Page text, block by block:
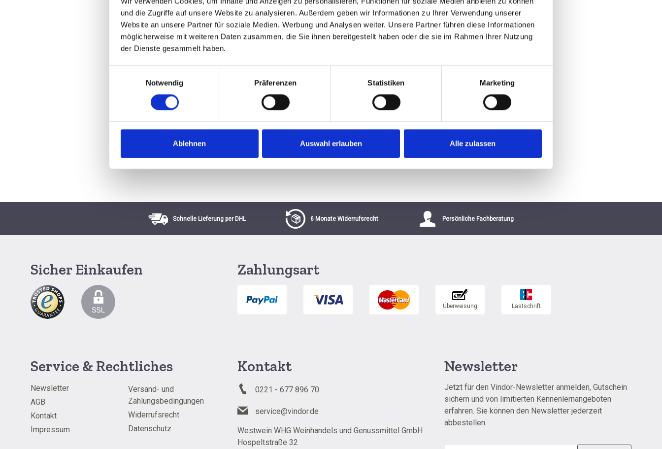
und die Zugriffe auf unsere Website zu analysieren. Außerdem geben wir Informationen zu Ihrer Verwendung unserer
Website an unsere Partner für soziale Medien, Werbung und Analysen weiter. Unsere Partner führen diese Informationen
möglicherweise mit weiteren Daten zusammen, die Sie ihnen bereitgestellt haben oder die sie im Rahmen Ihrer Nutzung
der Dienste gesammelt haben.
Notwendig
Präferenzen Statistiken Marketing
Ablehnen Auswahl erlauben Alle zulassen
Durchschnittliche Bewertung von 5 von 5 Sternen
UVP
16,00 €
ab 10,85 €
ZUM PRODUKT
Schnelle Lieferung per DHL 6 Monate Widerrufsrecht Persönliche Fachberatung
Sicher Einkaufen Zahlungsart
Service & Rechtliches
Newsletter
AGB
Kontakt
Impressum
Versand- und
Zahlungsbedingungen
Widerrufsrecht
Datenschutz
Kontakt
0221 - 677 896 70
service@vindor.de
Westwein WHG Weinhandels und Genussmittel GmbH
Hospeltstraße 32
Newsletter
Jetzt für den Vindor-Newsletter anmelden, Gutschein
sichern und von limitierten Kennenlernangeboten
erfahren. Sie können den Newsletter jederzeit
abbestellen.